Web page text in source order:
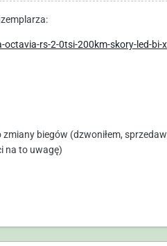
rs-2-0tsi-200km-skory-led-bi-
biegów (dzwoniłem,
na to uwagę)